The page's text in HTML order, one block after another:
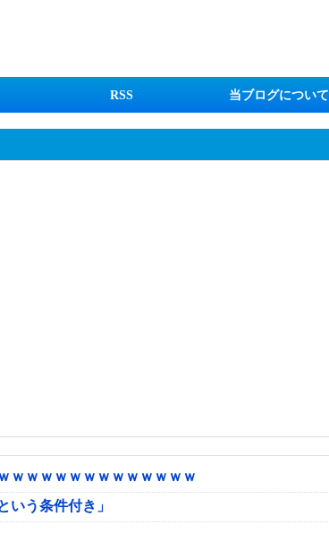
RSS 当ブログについて
ｗｗｗｗｗｗｗｗｗｗｗｗｗ
う条件付き」